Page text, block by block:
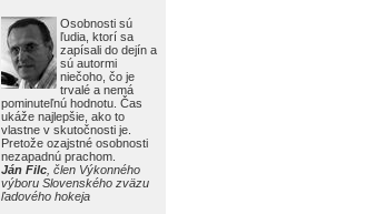
Osobnosti sú
ľudia, ktorí sa
zapísali do dejín a
sú autormi
niečoho, čo je
trvalé a nemá
pominuteľnú hodnotu. Čas
ukáže najlepšie, ako to
vlastne v skutočnosti je.
Pretože ozajstné osobnosti
nezapadnú prachom.
Ján Filc , člen Výkonného
výboru Slovenského zväzu
ľadového hokeja